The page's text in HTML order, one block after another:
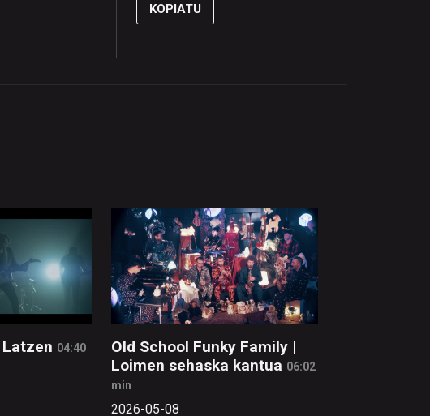
KOPIATU
04:40
Old School Funky Family |
Loimen sehaska kantua 06:02
min
2026-05-08